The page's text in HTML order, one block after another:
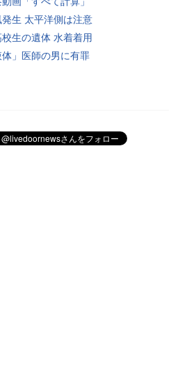
発生 太平洋側は注意
校生の遺体 水着着用
」医師の男に有罪